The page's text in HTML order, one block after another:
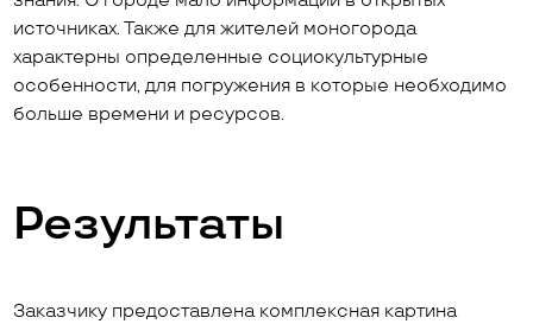
источниках. Также для жителей моногорода
характерны определенные социокультурные
особенности, для погружения в которые необходимо
больше времени и ресурсов.
Результаты
Заказчику предоставлена комплексная картина